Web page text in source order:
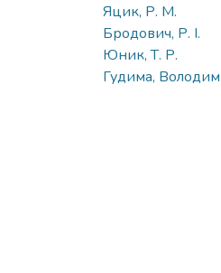
Яцик, Р. М.
Бродович, Р. І.
Юник, Т. Р.
Гудима,